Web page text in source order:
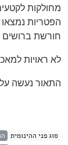
מחולקות לקטעים
הפטריות
חורשת ברושים
לא ראויות למאכל.
התאור נעשה על
סוג פני ההינומית